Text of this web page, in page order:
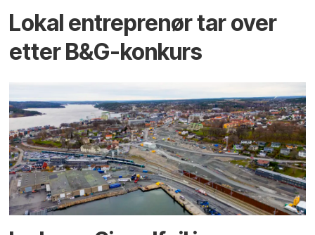
Lokal entreprenør tar over
etter B&G-konkurs